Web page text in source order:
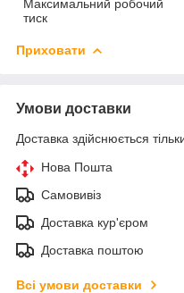
Максимальний робочий
тиск
Приховати
Умови доставки
Доставка здійснюється
Нова Пошта
Самовивіз
Доставка кур'єром
Доставка поштою
Всі умови доставки